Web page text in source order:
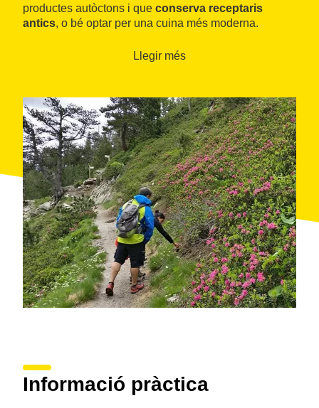
productes autòctons i que conserva receptaris
antics, o bé optar per una cuina més moderna.
Llegir més
Informació pràctica